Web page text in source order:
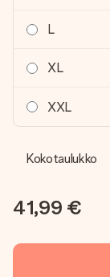
L
XL
XXL
Kokotaulukko
41,99 €